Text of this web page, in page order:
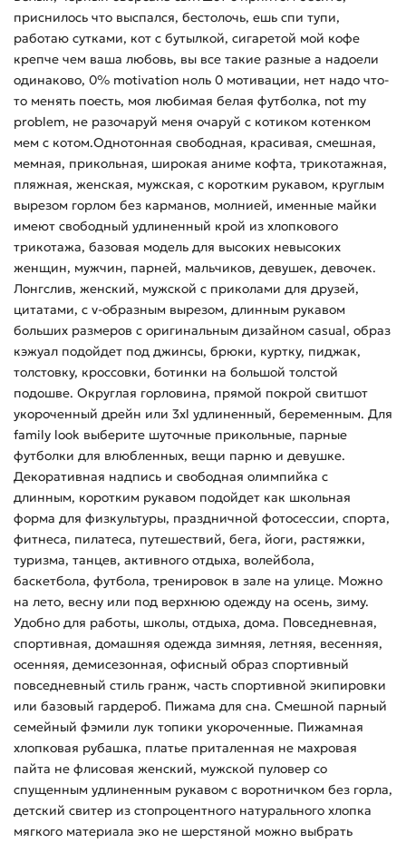
приснилось что выспался, бестолочь, ешь спи тупи,
работаю сутками, кот с бутылкой, сигаретой мой кофе
крепче чем ваша любовь, вы все такие разные а надоели
одинаково, 0% motivation ноль 0 мотивации, нет надо что-
то менять поесть, моя любимая белая футболка, not my
problem, не разочаруй меня очаруй с котиком котенком
мем с котом.Однотонная свободная, красивая, смешная,
мемная, прикольная, широкая аниме кофта, трикотажная,
пляжная, женская, мужская, с коротким рукавом, круглым
вырезом горлом без карманов, молнией, именные майки
имеют свободный удлиненный крой из хлопкового
трикотажа, базовая модель для высоких невысоких
женщин, мужчин, парней, мальчиков, девушек, девочек.
Лонгслив, женский, мужской с приколами для друзей,
цитатами, с v-образным вырезом, длинным рукавом
больших размеров с оригинальным дизайном casual, образ
кэжуал подойдет под джинсы, брюки, куртку, пиджак,
толстовку, кроссовки, ботинки на большой толстой
подошве. Округлая горловина, прямой покрой свитшот
укороченный дрейн или 3xl удлиненный, беременным. Для
family look выберите шуточные прикольные, парные
футболки для влюбленных, вещи парню и девушке.
Декоративная надпись и свободная олимпийка с
длинным, коротким рукавом подойдет как школьная
форма для физкультуры, праздничной фотосессии, спорта,
фитнеса, пилатеса, путешествий, бега, йоги, растяжки,
туризма, танцев, активного отдыха, волейбола,
баскетбола, футбола, тренировок в зале на улице. Можно
на лето, весну или под верхнюю одежду на осень, зиму.
Удобно для работы, школы, отдыха, дома. Повседневная,
спортивная, домашняя одежда зимняя, летняя, весенняя,
осенняя, демисезонная, офисный образ спортивный
повседневный стиль гранж, часть спортивной экипировки
или базовый гардероб. Пижама для сна. Смешной парный
семейный фэмили лук топики укороченные. Пижамная
хлопковая рубашка, платье приталенная не махровая
пайта не флисовая женский, мужской пуловер со
спущенным удлиненным рукавом с воротничком без горла,
детский свитер из стопроцентного натурального хлопка
мягкого материала эко не шерстяной можно выбрать